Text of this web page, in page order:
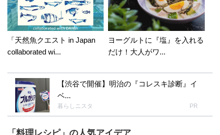
「天然魚クエスト in Japan
collaborated wi...
ヨーグルトに『塩』を入れる
だけ！大人がワ...
【渋谷で開催】明治の『コレスキ診断』イ
ベ...
暮らしニスタ PR
「料理レシピ」の人気アイデア